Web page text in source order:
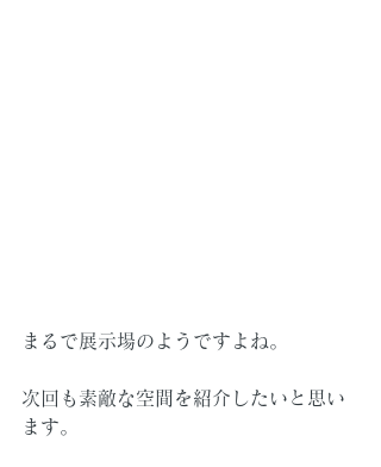
まるで展示場のようですよね。
次回も素敵な空間を紹介したいと思い
ます。